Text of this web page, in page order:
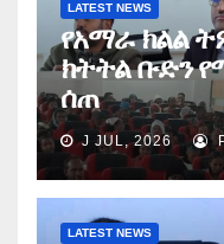
LATEST NEWS
የአማራ ክልል
ክትትል ቡድን
ሰጠ
J JUL, 2026
LATEST NEWS